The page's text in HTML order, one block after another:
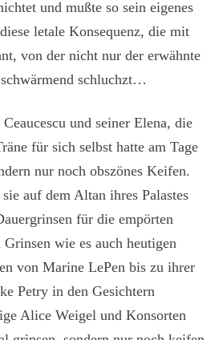
und mußte so sein eigenes
letale Konsequenz, die mit
von der nicht nur der erwähnte
schluchzt…
und seiner Elena, die
für sich selbst hatte am Tage
nur noch obszönes Keifen.
auf dem Altan ihres Palastes
für die empörten
wie es auch heutigen
von Marine LePen bis zu ihrer
Petry in den Gesichtern
Alice Weigel und Konsorten